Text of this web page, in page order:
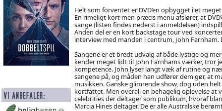
Helt som forventet er DVD’en opbygget i et
En rimeligt kort men præcis menu afslører, at
sange (listen findes nederst i anmeldelsen)
Anden del er en kort backstage tour ved
interview med manden i centrum, John
Sangene er et bredt udvalg af både lystige og
kender meget lidt til John Farnhams værker, tror
kompetence. John lyser langt væk af rutine og
sangene på, og måden han udfører dem gør, at
musikken. Ganske glimrende show, dog uden
kortfattet. Men overall en behagelig oplevelse at
celebrities der deltager som publikum, hvoraf
Marcia Hines deltager. De er alle Australske